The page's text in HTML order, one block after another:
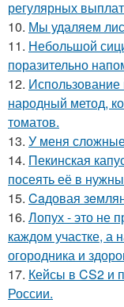
регулярных
10. Мы удаляем
11. Небольшой
поразительно
12.
народный метод,
томатов.
13. У меня
14. Пекинская
посеять её в
15. Caдовая
16. Лопух - это не
каждом участке, а
огородника и
17. Кейсы в CS2 и
России.